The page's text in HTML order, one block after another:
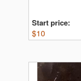
Start price:
$10